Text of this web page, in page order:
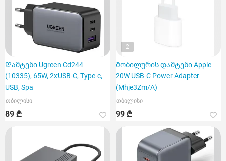
Დამტენი Ugreen Cd244
(10335), 65W, 2xUSB-C, Type-c,
USB, Spa
თბილისი
89 ₾
2
Მობილურის დამტენი Apple
20W USB-C Power Adapter
(Mhje3Zm/A)
თბილისი
99 ₾